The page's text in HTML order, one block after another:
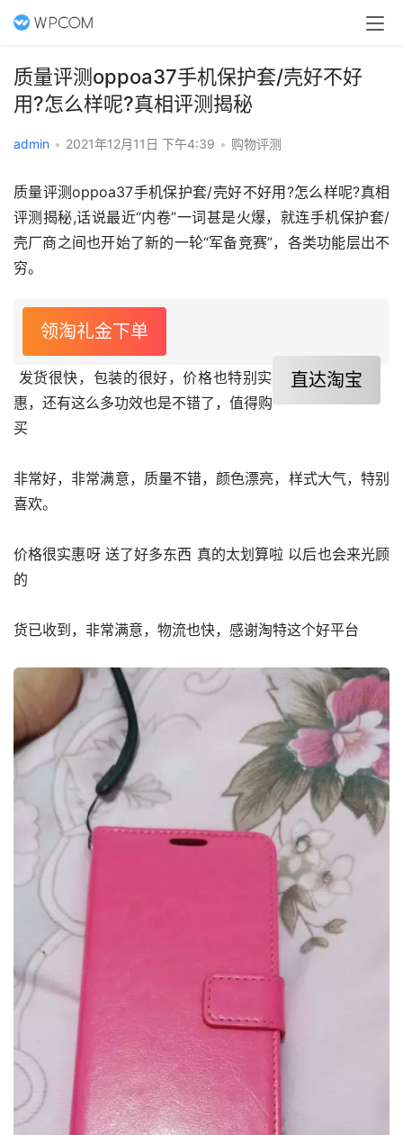
质量评测oppoa37手机保护套/壳好不好
用?怎么样呢?真相评测揭秘
admin • 2021年12月11日 下午4:39 • 购物评测
质量评测oppoa37手机保护套/壳好不好用?怎么样呢?真相
评测揭秘,话说最近“内卷”一词甚是火爆，就连手机保护套/
壳厂商之间也开始了新的一轮“军备竞赛”，各类功能层出不
穷。
领淘礼金下单
直达淘宝
惠，还有这么多功效也是不错了，值得购
买
非常好，非常满意，质量不错，颜色漂亮，样式大气，特别
喜欢。
价格很实惠呀 送了好多东西 真的太划算啦 以后也会来光顾
的
货已收到，非常满意，物流也快，感谢淘特这个好平台